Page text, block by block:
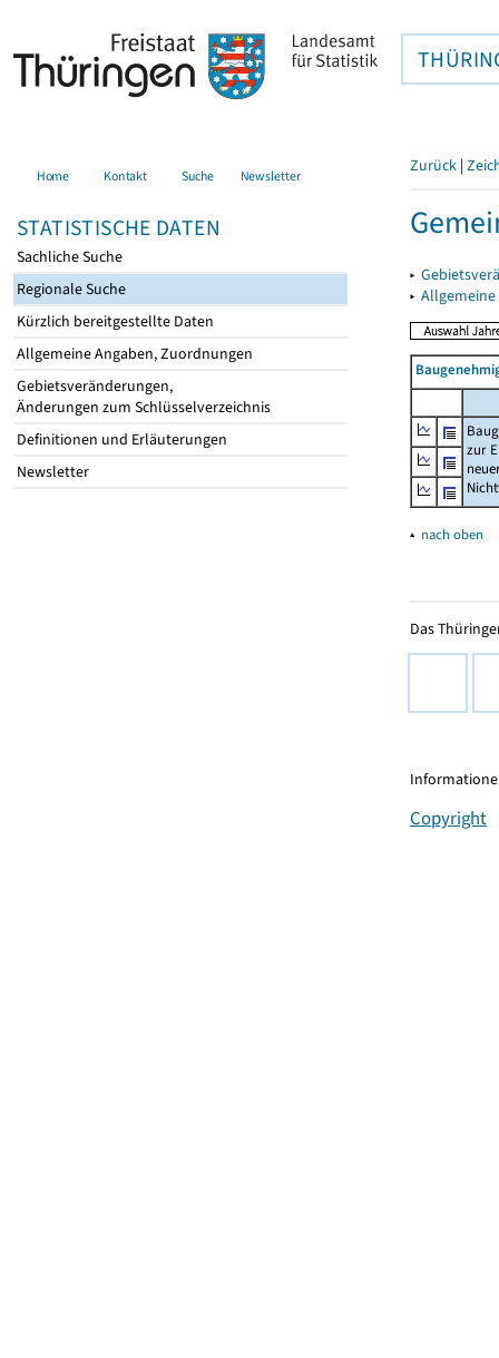
Home Kontakt Suche Newsletter
STATISTISCHE DATEN
Sachliche Suche
Regionale Suche
Kürzlich bereitgestellte Daten
Allgemeine Angaben, Zuordnungen
Gebietsveränderungen,
Änderungen zum Schlüsselverzeichnis
Definitionen und Erläuterungen
Newsletter
Zurück |
▸
▸
zur
▴ nach oben
Das
Copyright